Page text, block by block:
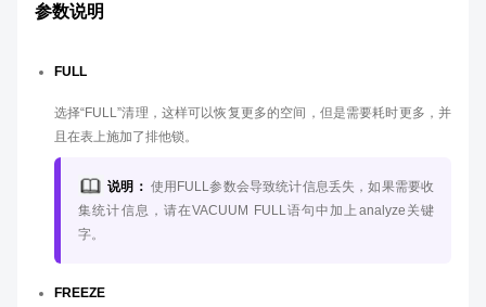
参数说明
FULL
选择“FULL”清理，这样可以恢复更多的空间，但是需要耗时更多，并
且在表上施加了排他锁。
说明： 使用FULL参数会导致统计信息丢失，如果需要收
集统计信息，请在VACUUM FULL语句中加上analyze关键
字。
FREEZE